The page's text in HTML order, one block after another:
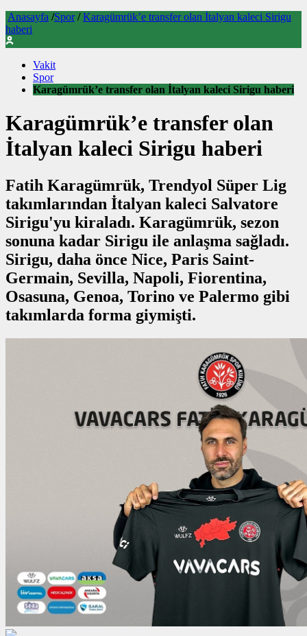
Anasayfa /Spor / Karagümrük’e transfer olan İtalyan kaleci Sirigu
haberi
Vakit
Spor
Karagümrük’e transfer olan İtalyan kaleci Sirigu haberi
Karagümrük’e transfer olan
İtalyan kaleci Sirigu haberi
Fatih Karagümrük, Trendyol Süper Lig
takımlarından İtalyan kaleci Salvatore
Sirigu'yu kiraladı. Karagümrük, sezon
sonuna kadar Sirigu ile anlaşma sağladı.
Sirigu, daha önce Nice, Paris Saint-
Germain, Sevilla, Napoli, Fiorentina,
Osasuna, Genoa, Torino ve Palermo gibi
takımlarda forma giymişti.